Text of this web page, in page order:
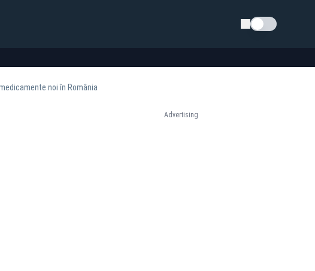
Schimba tema
noi în România
Advertising